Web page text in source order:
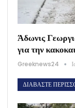
Άδωνις
για την
Greeknews24
ΔΙΑΒΆΣΤΕ